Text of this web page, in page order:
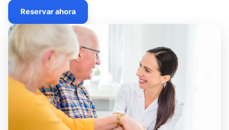
Reservar ahora